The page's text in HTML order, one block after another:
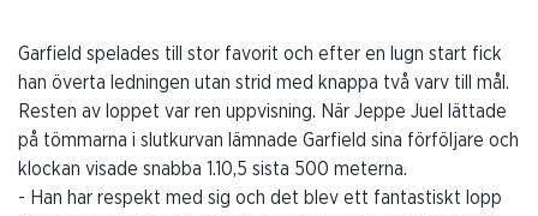
Garfield spelades till stor favorit och efter en lugn start fick
han överta ledningen utan strid med knappa två varv till mål.
Resten av loppet var ren uppvisning. När Jeppe Juel lättade
på tömmarna i slutkurvan lämnade Garfield sina förföljare och
klockan visade snabba 1.10,5 sista 500 meterna.
- Han har respekt med sig och det blev ett fantastiskt lopp